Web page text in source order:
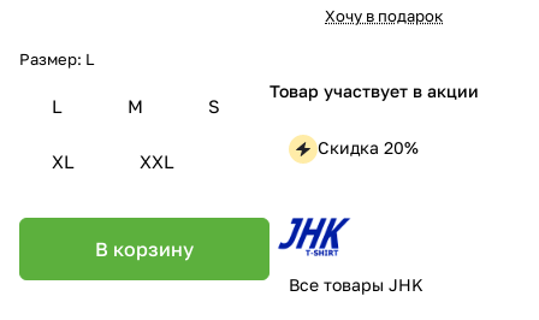
Размер: L
L M S
XL XXL
В корзину
Хочу в подарок
Товар участвует в акции
Скидка 20%
Все товары JHK